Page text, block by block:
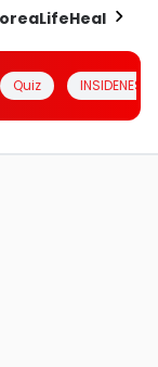
LifeHealth
Quiz INSIDENESIA